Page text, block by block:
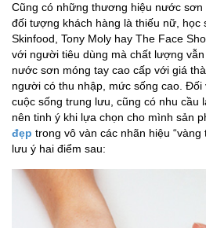
Cũng có những thương hiệu nước sơn
đối tượng khách hàng là thiếu nữ, học
Skinfood, Tony Moly hay The Face
với người tiêu dùng mà chất lượng
nước sơn móng tay cao cấp với giá
người có thu nhập, mức sống cao.
cuộc sống trung lưu, cũng có nhu cầu
nên tinh ý khi lựa chọn cho mình sản
đẹp trong vô vàn các nhãn hiệu “vàng
lưu ý hai điểm sau: